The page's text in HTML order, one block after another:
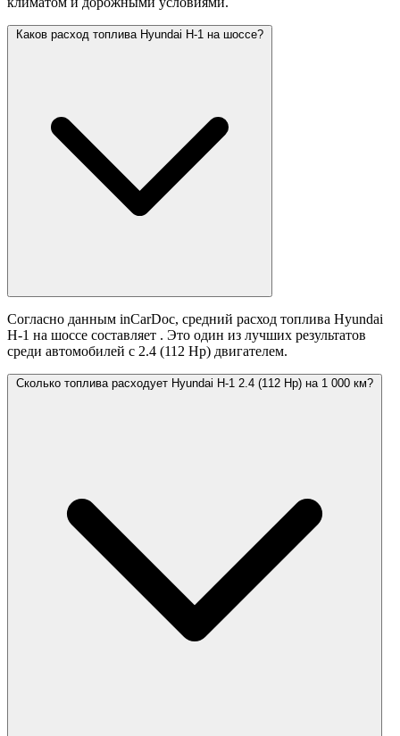
Каков расход топлива Hyundai H-1 на шоссе?
Согласно данным inCarDoc, средний расход топлива Hyundai
H-1 на шоссе составляет . Это один из лучших результатов
среди автомобилей с 2.4 (112 Hp) двигателем.
Сколько топлива расходует Hyundai H-1 2.4 (112 Hp) на 1 000 км?